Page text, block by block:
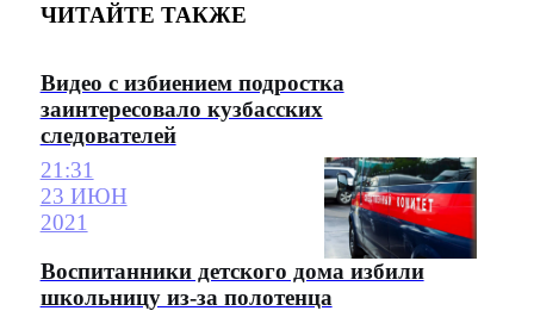
ЧИТАЙТЕ ТАКЖЕ
Видео с избиением подростка
заинтересовало кузбасских
следователей
21:31
23 ИЮН
2021
Воспитанники детского дома избили
школьницу из-за полотенца